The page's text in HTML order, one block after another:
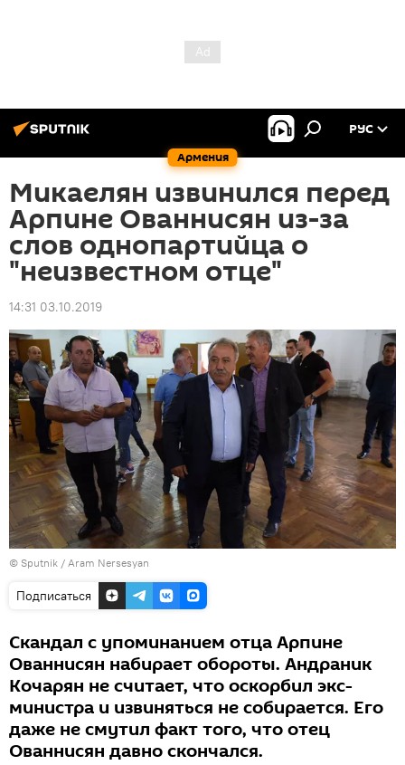
Армения
РУС
Микаелян извинился перед
Арпине Ованнисян из-за
слов однопартийца о
"неизвестном отце"
14:31 03.10.2019
© Sputnik / Aram Nersesyan
Подписаться
Скандал с упоминанием отца Арпине
Ованнисян набирает обороты. Андраник
Кочарян не считает, что оскорбил экс-
министра и извиняться не собирается. Его
даже не смутил факт того, что отец
Ованнисян давно скончался.